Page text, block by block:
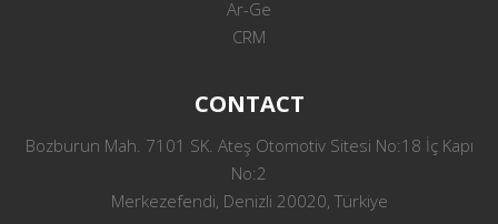
Ar-Ge
CRM
CONTACT
Bozburun Mah. 7101 SK. Ateş Otomotiv Sitesi No:18 İç Kapı
No:2
Merkezefendi, Denizli 20020, Türkiye